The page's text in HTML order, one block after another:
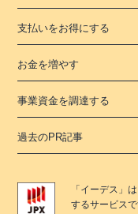
支払いをお得にする
お金を増やす
事業資金を調達する
過去のPR記事
「 イーデス 」
するサービスで